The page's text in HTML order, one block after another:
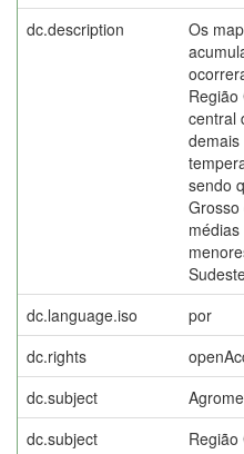
dc.description
Os
central
sendo
dc.language.iso
por
dc.rights
dc.subject
dc.subject